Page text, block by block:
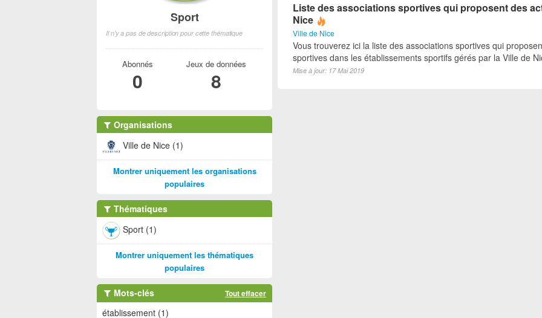
Liste des associations sportives qui proposent des
Nice
Ville de Nice
Vous trouverez ici la liste des associations sportives qui
sportives dans les établissements sportifs gérés par la Ville de
Mise à jour: 17 Mai 2019
Sport
Il n'y a pas de description pour cette thématique
Abonnés
0
Jeux de données
8
Organisations
Ville de Nice (1)
Montrer uniquement les organisations
populaires
Thématiques
Sport (1)
Montrer uniquement les thématiques
populaires
Mots-clés Tout effacer
établissement (1)